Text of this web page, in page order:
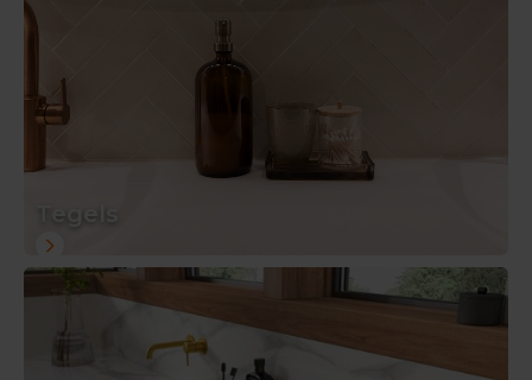
Tegels